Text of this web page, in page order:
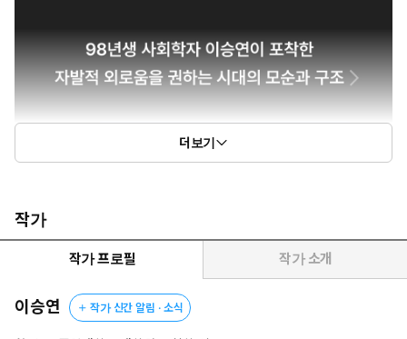
더보기
작가
작가 프로필 작가 소개
이승연 작가 신간 알림 · 소식